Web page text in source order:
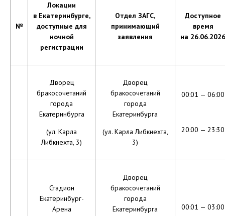
№
Локации
в Екатеринбурге,
доступные для
ночной
регистрации
Отдел ЗАГС,
принимающий
заявления
Доступное
время
на 26.06.2026
Дворец
бракосочетаний
города
Екатеринбурга
(ул. Карла
Либкнехта, 3)
Дворец
бракосочетаний
города
Екатеринбурга
(ул. Карла Либкнехта,
3)
00:01 — 06:00
20:00 — 23:30
Стадион
Екатеринбург-
Арена
Дворец
бракосочетаний
города
Екатеринбурга
00:01 — 03:00